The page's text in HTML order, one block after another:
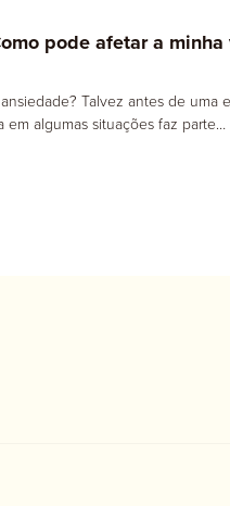
pode afetar a minha
Talvez antes de
em algumas situações faz parte…